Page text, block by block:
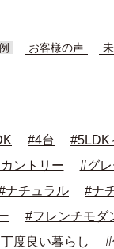
お客様の声
#4台 #5LDK
ントリー #グ
ナチュラル #ナ
#フレンチモダ
度良い暮らし